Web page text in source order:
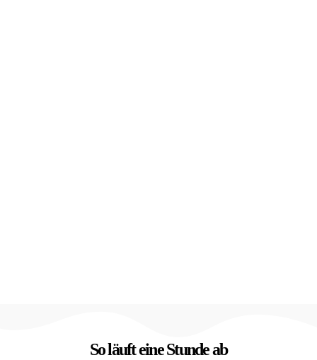
So läuft eine Stunde ab